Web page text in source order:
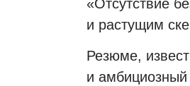
«Отсутствие
и растущим
Резюме,
и амбициозный